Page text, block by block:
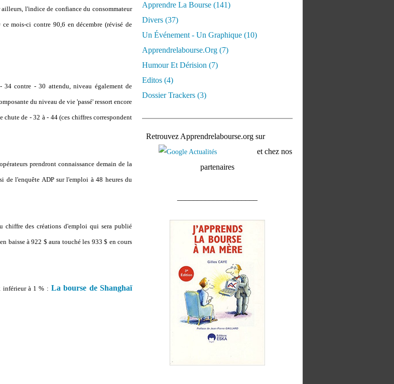
l'indice de confiance du consommateur
mois-ci contre 90,6 en décembre (révisé de
34 contre - 30 attendu, niveau également de
du niveau de vie 'passé' ressort encore
chute de - 32 à - 44 (ces chiffres correspondent
prendront connaissance demain de la
de l'enquête ADP sur l'emploi à 48 heures du
chiffre des créations d'emploi qui sera publié
baisse à 922 $ aura touché les 933 $ en cours
inférieur à 1 % : La bourse de Shanghaï
Apprendre La Bourse (141)
Divers (37)
Un Événement - Un Graphique (10)
Apprendrelabourse.org (7)
Humour Et Dérision (7)
Editos (4)
Dossier Trackers (3)
Retrouvez Apprendrelabourse.org sur
et chez nos
partenaires